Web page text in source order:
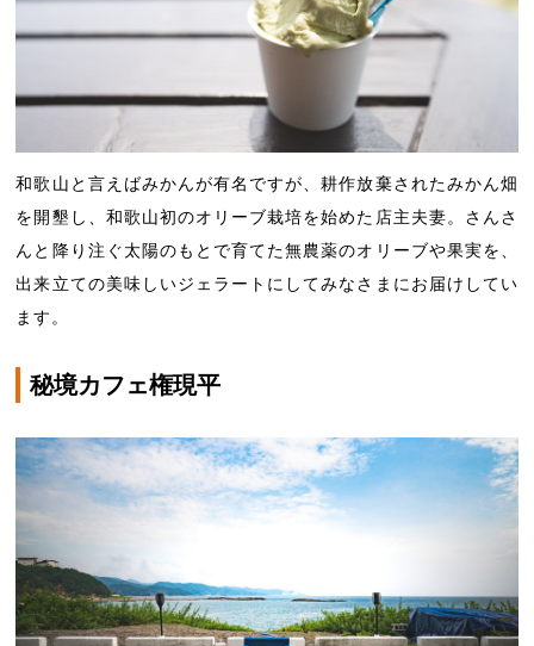
和歌山と言えばみかんが有名ですが、耕作放棄されたみかん畑
を開墾し、和歌山初のオリーブ栽培を始めた店主夫妻。さんさ
んと降り注ぐ太陽のもとで育てた無農薬のオリーブや果実を、
出来立ての美味しいジェラートにしてみなさまにお届けしてい
ます。
秘境カフェ権現平